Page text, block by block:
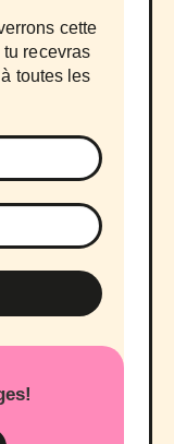
cette
recevras
toutes les